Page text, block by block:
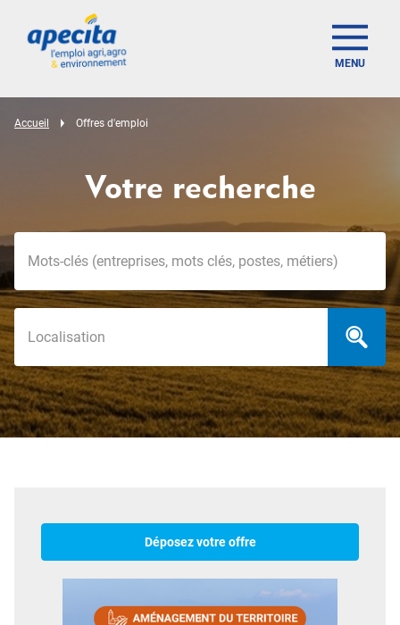
MENU
Accueil Offres d'emploi
Votre recherche
Déposez votre offre